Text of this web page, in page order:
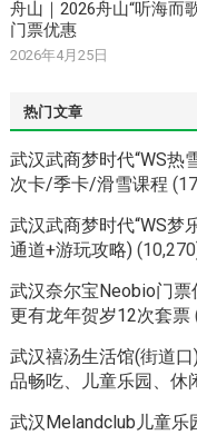
舟山｜2026舟山“听海而
门票优惠
2026年4月25日
热门文章
武汉武商梦时代“WS热
次卡/季卡/滑雪课程
武汉武商梦时代“WS梦
通道+游玩攻略)
武汉奈尔宝Neobio门票
更有龙年贺岁12次套票
武汉禧汤生活馆(街道
品畅吃、儿童乐园、休
武汉Melandclub儿童乐